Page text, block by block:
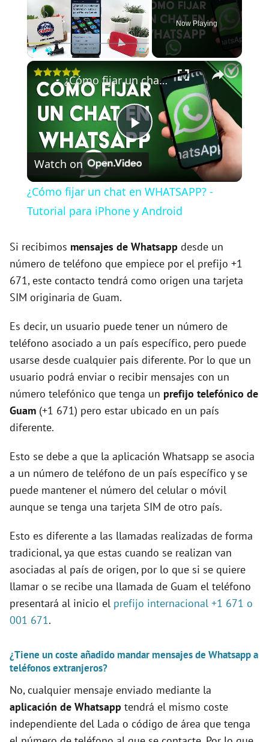
Now Playing
×
P
a
y
V
i
d
e
¿Cómo fijar un chat en WHATSAPP? - Tutorial para iPhone y Android
Watch on
¿Cómo fijar un chat en WHATSAPP? -
Tutorial para iPhone y Android
Si recibimos mensajes de Whatsapp desde un
número de teléfono que empiece por el prefijo +1
671, este contacto tendrá como origen una tarjeta
SIM originaria de Guam.
Es decir, un usuario puede tener un número de
teléfono asociado a un país específico, pero puede
usarse desde cualquier pais diferente. Por lo que un
usuario podrá enviar o recibir mensajes con un
número telefónico que tenga un prefijo telefónico de
Guam (+1 671) pero estar ubicado en un país
diferente.
Esto se debe a que la aplicación Whatsapp se asocia
a un número de teléfono de un país específico y se
puede mantener el número del celular o móvil
aunque se tenga una tarjeta SIM de otro país.
Esto es diferente a las llamadas realizadas de forma
tradicional, ya que estas cuando se realizan van
asociadas al país de origen, por lo que si se quiere
llamar o se recibe una llamada de Guam el teléfono
presentará al inicio el prefijo internacional +1 671 o
001 671.
¿Tiene un coste añadido mandar mensajes de Whatsapp a
teléfonos extranjeros?
No, cualquier mensaje enviado mediante la
aplicación de Whatsapp tendrá el mismo coste
independiente del Lada o código de área que tenga